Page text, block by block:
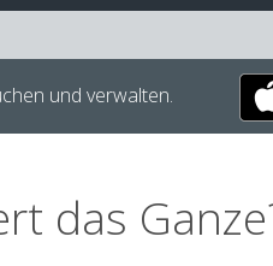
und verwalten.
das